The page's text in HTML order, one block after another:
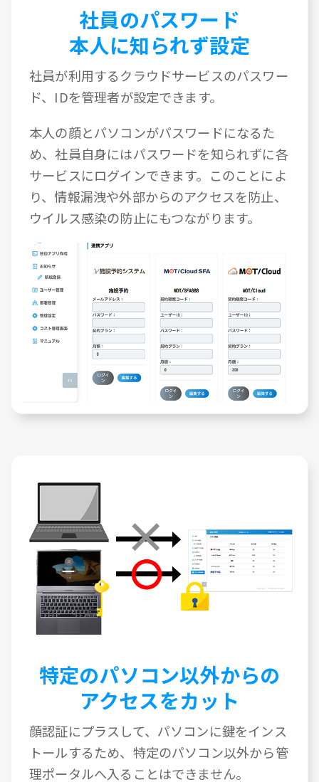
社員のパスワード
本人に知られず設定
社員が利用するクラウドサービスのパスワー
ド、IDを管理者が設定できます。
本人の顔とパソコンがパスワードになるた
め、社員自身にはパスワードを知られずに各
サービスにログインできます。このことによ
り、情報漏洩や外部からのアクセスを防止、
ウイルス感染の防止にもつながります。
特定のパソコン以外からの
アクセスをカット
顔認証にプラスして、パソコンに鍵をインス
トールするため、特定のパソコン以外から管
理ポータルへ入ることはできません。